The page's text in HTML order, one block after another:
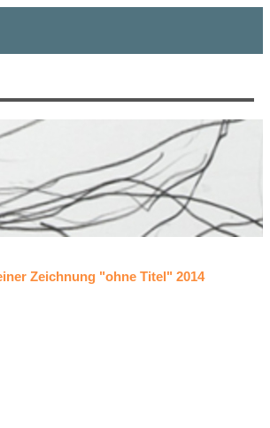
Zeichnung "ohne Titel" 2014